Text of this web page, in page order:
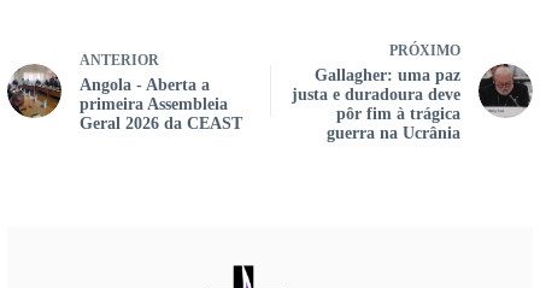
ANTERIOR
Angola - Aberta a
primeira Assembleia
Geral 2026 da CEAST
PRÓXIMO
Gallagher: uma paz
justa e duradoura deve
pôr fim à trágica
guerra na Ucrânia